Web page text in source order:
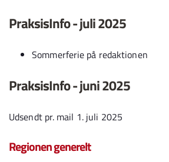
PraksisInfo - juli 2025
Sommerferie på redaktionen
PraksisInfo - juni 2025
Udsendt pr. mail 1. juli 2025
Regionen generelt